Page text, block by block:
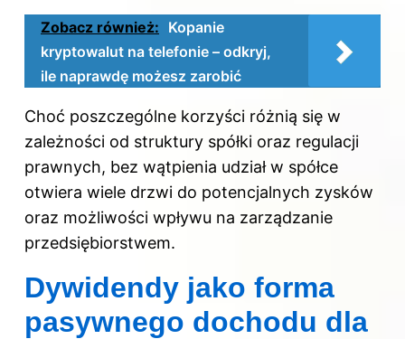
Zobacz również: Kopanie
kryptowalut na telefonie – odkryj,
ile naprawdę możesz zarobić
Choć poszczególne korzyści różnią się w
zależności od struktury spółki oraz regulacji
prawnych, bez wątpienia udział w spółce
otwiera wiele drzwi do potencjalnych zysków
oraz możliwości wpływu na zarządzanie
przedsiębiorstwem.
Dywidendy jako forma
pasywnego dochodu dla